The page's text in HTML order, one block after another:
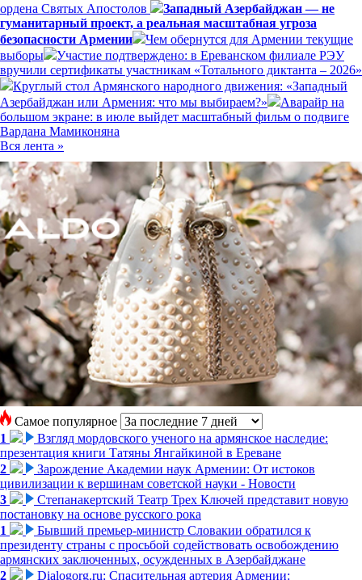
ордена Святых Апостолов
Западный Азербайджан — не
гуманитарный проект, а реальная масштабная угроза
безопасности Армении
Чем обернутся для Армении текущие
выборы
Участие подтверждено: в Ереванском филиале РЭУ
вручили сертификаты участникам «Тотального диктанта – 2026»
Круглый стол Армянского народного движения: «Западный
Азербайджан или Армения: что мы выбираем?»
Аварайр на
большом экране: в июле выйдет масштабный фильм о подвиге
Вардана Мамиконяна
Вся лента »
Самое популярное
1
Взгляд мордовского ученого на армянское наследие:
презентация книги Татяны Янгайкиной в Ереване
2
Зарождение Академии наук Армении: От истоков
цивилизации к вершинам советской науки - Новости
3
Степанакертский Театр Трех Ключей представит новую
постановку на основе русского рока
1
Бывший премьер-министр Словакии обратился к
президенту страны с просьбой содействовать освобождению
армянских заключенных, осужденных в Азербайджане
2
Dialogorg.ru: Спасительная артерия Армении: